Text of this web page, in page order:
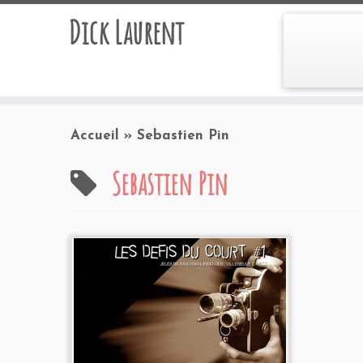
Dick Laurent
Accueil » Sebastien Pin
Sebastien Pin
Programmation 2004au Kino-
Ciné à Villeneuve d'Ascq